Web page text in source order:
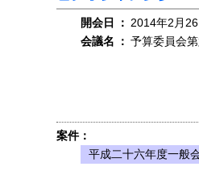
開会日 ： 2014年2月
会議名
： 予算委員会
案件：
平成二十六年度一般